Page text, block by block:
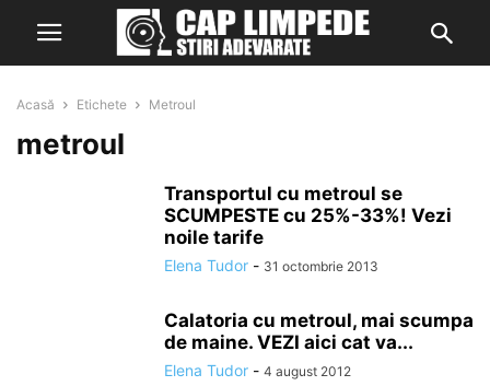
Acasă Etichete Metroul
metroul
Transportul cu metroul se
SCUMPESTE cu 25%-33%! Vezi
noile tarife
Elena Tudor - 31 octombrie 2013
Calatoria cu metroul, mai scumpa
de maine. VEZI aici cat va...
Elena Tudor - 4 august 2012